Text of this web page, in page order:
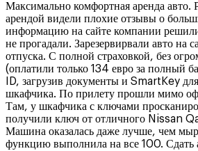
Максимально комфортная аренда авто.
арендой видели плохие отзывы о
информацию на сайте компании
не прогадали. Зарезервирвали авто на
отпуска. С полной страховкой, без
(оплатили только 134 евро за полный
ID, загрузив документы и SmartKey
шкафчика. По прилету прошли мимо
Там, у шкафчика с ключами
получили ключ от отличного Nissan
Машина оказалась даже лучше, чем
функцию выполнила на все 100. Сдать